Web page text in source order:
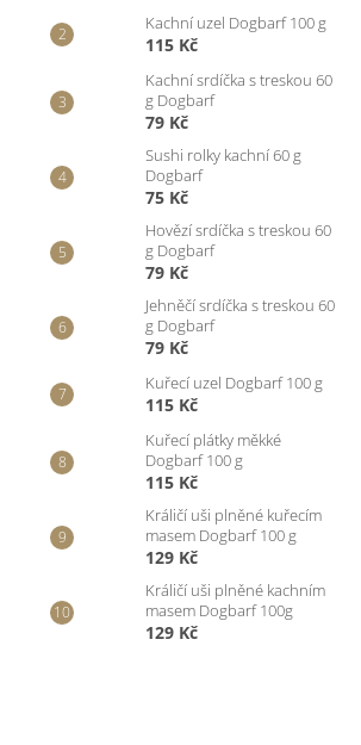
Kachní uzel Dogbarf 100 g
115 Kč
Kachní srdíčka s treskou 60
g Dogbarf
79 Kč
Sushi rolky kachní 60 g
Dogbarf
75 Kč
Hovězí srdíčka s treskou 60
g Dogbarf
79 Kč
Jehněčí srdíčka s treskou 60
g Dogbarf
79 Kč
Kuřecí uzel Dogbarf 100 g
115 Kč
Kuřecí plátky měkké
Dogbarf 100 g
115 Kč
Králičí uši plněné kuřecím
masem Dogbarf 100 g
129 Kč
Králičí uši plněné kachním
masem Dogbarf 100g
129 Kč